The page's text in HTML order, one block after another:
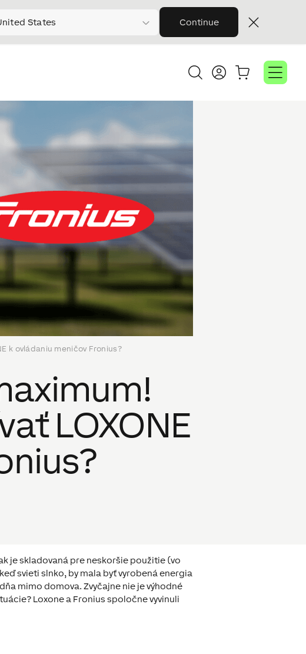
States Continue
k ovládaniu meničov Fronius?
LOXONE
je skladovaná pre neskoršie použitie (vo
svieti slnko, by mala byť vyrobená energia
mimo domova. Zvyčajne nie je výhodné
Loxone a Fronius spoločne vyvinuli